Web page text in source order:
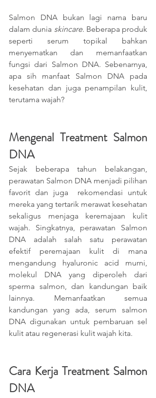
Salmon DNA bukan lagi nama baru
dalam dunia skincare. Beberapa produk
seperti serum topikal bahkan
menyematkan dan memanfaatkan
fungsi dari Salmon DNA. Sebenarnya,
apa sih manfaat Salmon DNA pada
kesehatan dan juga penampilan kulit,
terutama wajah?
Mengenal Treatment Salmon
DNA
Sejak beberapa tahun belakangan,
perawatan Salmon DNA menjadi pilihan
favorit dan juga  rekomendasi untuk
mereka yang tertarik merawat kesehatan
sekaligus menjaga keremajaan kulit
wajah. Singkatnya, perawatan Salmon
DNA adalah salah satu perawatan
efektif peremajaan kulit di mana
mengandung hyaluronic acid murni,
molekul DNA yang diperoleh dari
sperma salmon, dan kandungan baik
lainnya. Memanfaatkan semua
kandungan yang ada, serum salmon
DNA digunakan untuk pembaruan sel
kulit atau regenerasi kulit wajah kita.
Cara Kerja Treatment Salmon
DNA